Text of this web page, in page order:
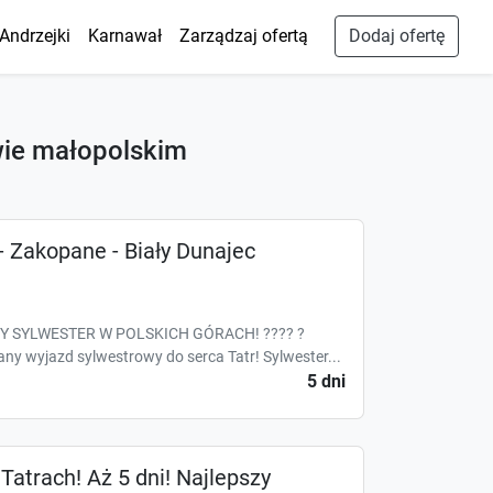
Andrzejki Karnawał Zarządzaj ofertą Dodaj ofertę
małopolskim
Zakopane - Biały Dunajec
W POLSKICH GÓRACH! ???? ?
wyjazd sylwestrowy do serca Tatr! Sylwester...
5 dni
Aż 5 dni! Najlepszy